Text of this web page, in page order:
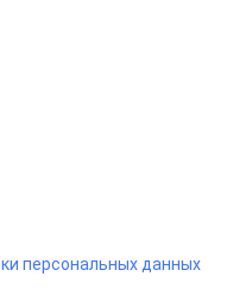
персональных данных